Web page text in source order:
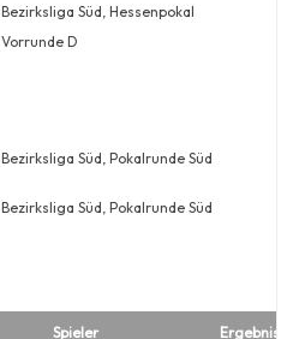
Bezirksliga Süd, Hessenpokal
Vorrunde D
Bezirksliga Süd, Pokalrunde Süd
Bezirksliga Süd, Pokalrunde Süd
Spieler Ergebnis